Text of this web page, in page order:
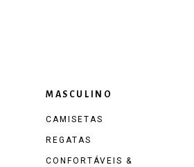
MASCULINO
CAMISETAS
REGATAS
CONFORTÁVEIS &